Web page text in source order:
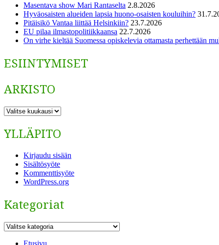
Masentava show Mari Rantaselta 2.8.2026
Hyväosaisten alueiden lapsia huono-osaisten kouluihin?
Pitäisikö Vantaa liittää Helsinkiin? 23.7.2026
EU pilaa ilmastopolitiikkaansa 22.7.2026
On virhe kieltää Suomessa opiskelevia ottamasta perhettään
ESIINTYMISET
ARKISTO
ARKISTO
YLLÄPITO
Kirjaudu sisään
Sisältösyöte
Kommenttisyöte
WordPress.org
Kategoriat
Kategoriat